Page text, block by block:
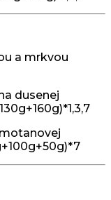
a mrkvou
dusenej